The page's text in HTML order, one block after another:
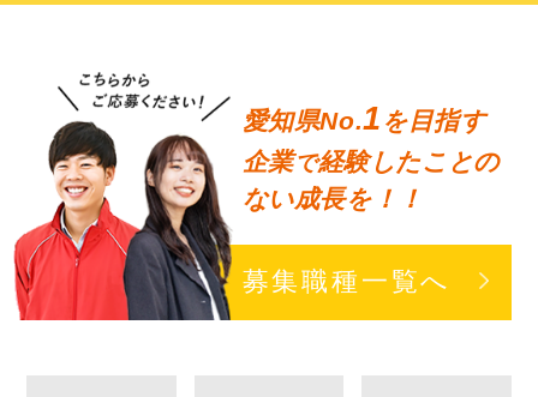
愛知県No.1 を目指す
企業で経験したことの
ない成長を！！
募集職種一覧へ